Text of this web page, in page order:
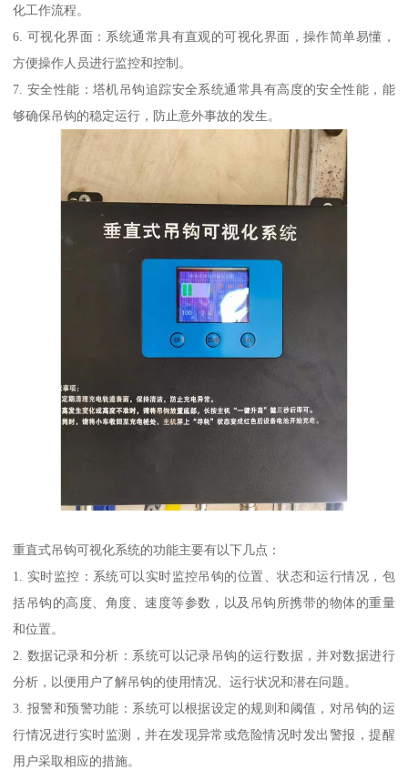
化工作流程。
6. 可视化界面：系统通常具有直观的可视化界面，操作简单易懂，
方便操作人员进行监控和控制。
7. 安全性能：塔机吊钩追踪安全系统通常具有高度的安全性能，能
够确保吊钩的稳定运行，防止意外事故的发生。
重直式吊钩可视化系统的功能主要有以下几点：
1. 实时监控：系统可以实时监控吊钩的位置、状态和运行情况，包
括吊钩的高度、角度、速度等参数，以及吊钩所携带的物体的重量
和位置。
2. 数据记录和分析：系统可以记录吊钩的运行数据，并对数据进行
分析，以便用户了解吊钩的使用情况、运行状况和潜在问题。
3. 报警和预警功能：系统可以根据设定的规则和阈值，对吊钩的运
行情况进行实时监测，并在发现异常或危险情况时发出警报，提醒
用户采取相应的措施。